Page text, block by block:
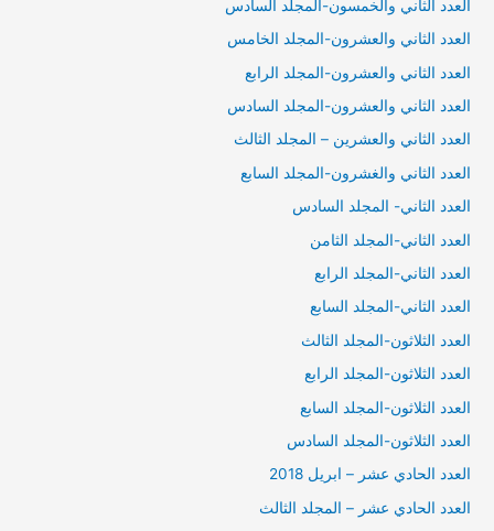
العدد الثاني والخمسون-المجلد السادس
العدد الثاني والعشرون-المجلد الخامس
العدد الثاني والعشرون-المجلد الرابع
العدد الثاني والعشرون-المجلد السادس
العدد الثاني والعشرين – المجلد الثالث
العدد الثاني والغشرون-المجلد السابع
العدد الثاني- المجلد السادس
العدد الثاني-المجلد الثامن
العدد الثاني-المجلد الرابع
العدد الثاني-المجلد السابع
العدد الثلاثون-المجلد الثالث
العدد الثلاثون-المجلد الرابع
العدد الثلاثون-المجلد السابع
العدد الثلاثون-المجلد السادس
العدد الحادي عشر – ابريل 2018
العدد الحادي عشر – المجلد الثالث